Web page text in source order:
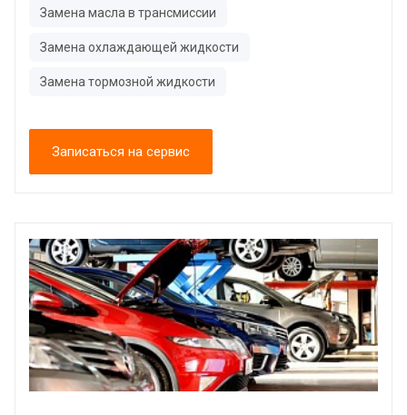
Замена масла в трансмиссии
Замена охлаждающей жидкости
Замена тормозной жидкости
Записаться на сервис